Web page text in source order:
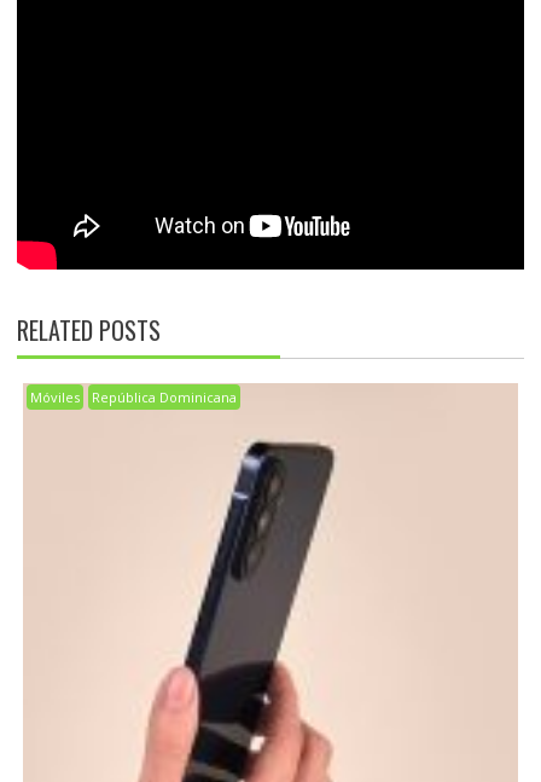
RELATED POSTS
Móviles República Dominicana